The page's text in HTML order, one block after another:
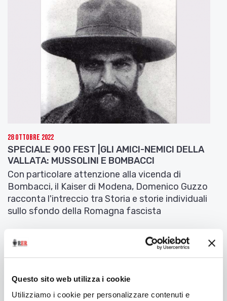
Questo sito web utilizza i cookie
Utilizziamo i cookie per personalizzare contenuti e
28 Ottobre 2022
SPECIALE 900 FEST |GLI AMICI-NEMICI DELLA
VALLATA: MUSSOLINI E BOMBACCI
Con particolare attenzione alla vicenda di
Bombacci, il Kaiser di Modena, Domenico Guzzo
racconta l'intreccio tra Storia e storie individuali
sullo sfondo della Romagna fascista